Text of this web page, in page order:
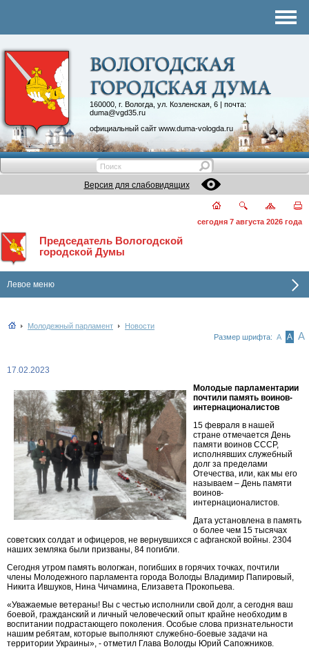
160000, г. Вологда, ул. Козленская, 6 | почта:
duma@vgd35.ru
официальный сайт www.duma-vologda.ru
Контакты
Депутатские объединения
Версия для слабовидящих
сегодня 7 августа 2026 года
Председатель Вологодской
городской Думы
Левое меню
Молодежный парламент
Новости
Размер шрифта: А А А
17.02.2023
Молодые парламентарии
почтили память воинов-
интернационалистов
15 февраля в нашей
стране отмечается День
памяти воинов СССР,
исполнявших служебный
долг за пределами
Отечества, или, как мы его
называем – День памяти
воинов-
интернационалистов.
Дата установлена в память
о более чем 15 тысячах
советских солдат и офицеров, не вернувшихся с афганской войны. 2304
наших земляка были призваны, 84 погибли.
Сегодня утром память вологжан, погибших в горячих точках, почтили
члены Молодежного парламента города Вологды Владимир Папировый,
Никита Ившуков, Нина Чичамина, Елизавета Прокопьева.
«Уважаемые ветераны! Вы с честью исполнили свой долг, а сегодня ваш
боевой, гражданский и личный человеческий опыт крайне необходим в
воспитании подрастающего поколения. Особые слова признательности
нашим ребятам, которые выполняют служебно-боевые задачи на
территории Украины», - отметил Глава Вологды Юрий Сапожников.